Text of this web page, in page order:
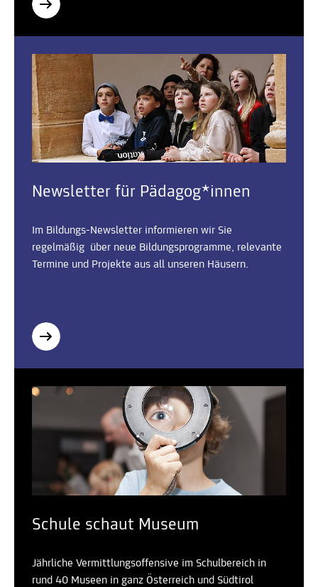
Newsletter für Pädagog*innen
Im Bildungs-Newsletter informieren wir Sie
regelmäßig über neue Bildungsprogramme, relevante
Termine und Projekte aus all unseren Häusern.
Schule schaut Museum
Jährliche Vermittlungsoffensive im Schulbereich in
rund 40 Museen in ganz Österreich und Südtirol